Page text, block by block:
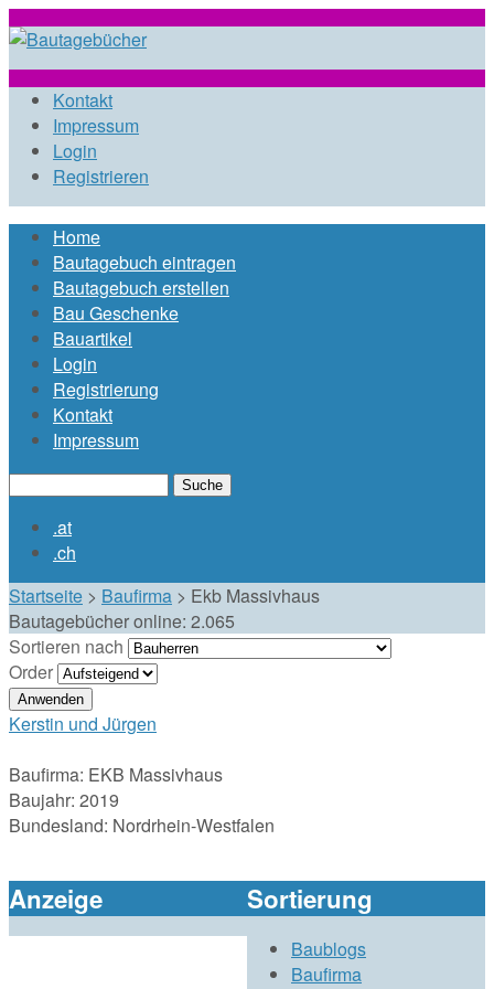
Direkt zum Inhalt
bautagebuch-
liste.de
Kontakt
Impressum
Login
Registrieren
Hauptmenü
Home
Bautagebuch eintragen
Bautagebuch erstellen
Bau Geschenke
Bauartikel
Login
Registrierung
Kontakt
Impressum
Suchformular
Suche
.at
.ch
Startseite > Baufirma > Ekb Massivhaus
Bautagebücher online: 2.065
Sortieren nach
Order
Kerstin und Jürgen
Baufirma: EKB Massivhaus
Baujahr: 2019
Bundesland: Nordrhein-Westfalen
Anzeige Sortierung
Baublogs
Baufirma